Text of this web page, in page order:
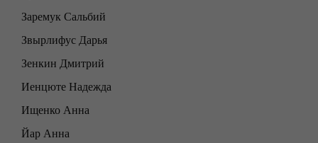
Заремук Сальбий
Звырлифус Дарья
Зенкин Дмитрий
Иенцюте Надежда
Ищенко Анна
Йар Анна